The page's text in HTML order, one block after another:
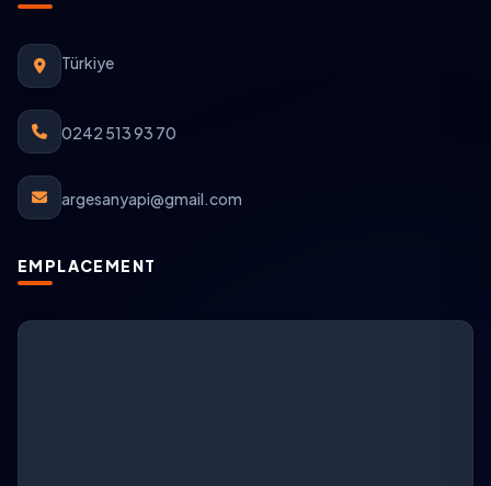
Türkiye
0242 513 93 70
argesanyapi@gmail.com
EMPLACEMENT